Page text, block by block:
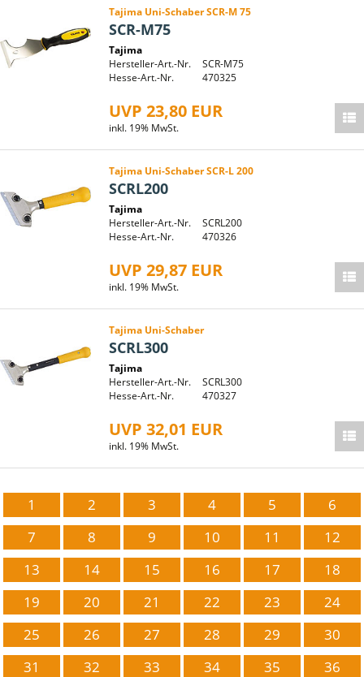
Tajima Uni-Schaber SCR-M 75
SCR-M75
Tajima
Hersteller-Art.-Nr.
SCR-M75
Hesse-Art.-Nr.
470325
UVP 23,80 EUR
inkl. 19% MwSt.
Tajima Uni-Schaber SCR-L 200
SCRL200
Tajima
Hersteller-Art.-Nr.
SCRL200
Hesse-Art.-Nr.
470326
UVP 29,87 EUR
inkl. 19% MwSt.
Tajima Uni-Schaber
SCRL300
Tajima
Hersteller-Art.-Nr.
SCRL300
Hesse-Art.-Nr.
470327
UVP 32,01 EUR
inkl. 19% MwSt.
1 2 3 4 5
6
7
8 9 10 11
12
13
14 15 16 17
18
19
20 21 22 23
24
25
26 27 28 29
30
31
32 33 34 35
36